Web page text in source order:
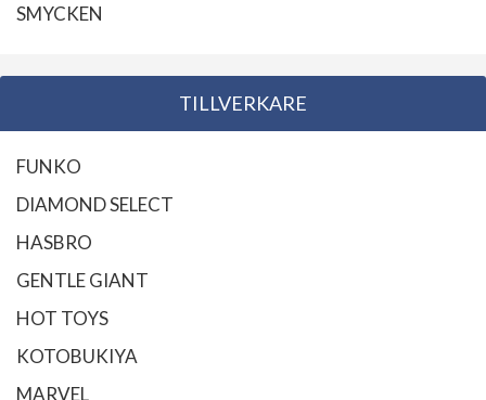
SMYCKEN
TILLVERKARE
FUNKO
DIAMOND SELECT
HASBRO
GENTLE GIANT
HOT TOYS
KOTOBUKIYA
MARVEL